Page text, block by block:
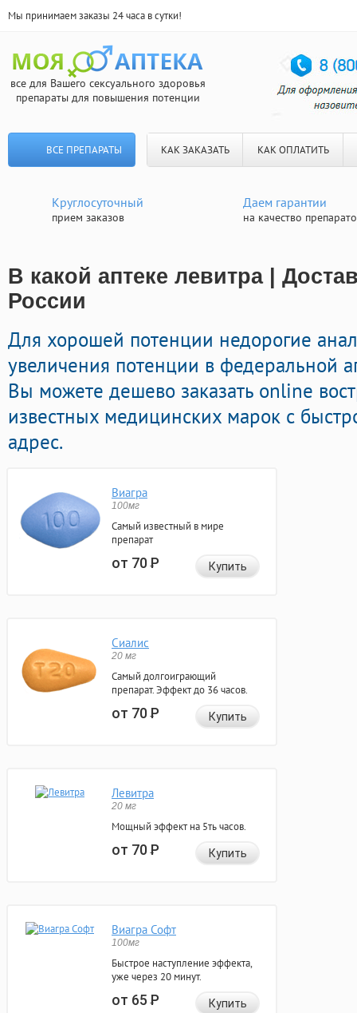
Мы принимаем заказы 24 часа в сутки!
все для Вашего сексуального здоровья
препараты для повышения потенции
ВСЕ ПРЕПАРАТЫ КАК ЗАКАЗАТЬ КАК ОПЛАТИТЬ
Круглосуточный
прием заказов
Даем гарантии
на качество
В какой аптеке левитра |
России
Для хорошей потенции недорогие
увеличения потенции в федеральной
Вы можете дешево заказать online
известных медицинских марок с
адрес.
Виагра
100мг
Самый известный в мире
препарат
от 70Р Купить
Сиалис
20 мг
Самый долгоиграющий
препарат. Эффект до 36 часов.
от 70Р Купить
Левитра
20 мг
Мощный эффект на 5ть часов.
от 70Р Купить
Виагра Софт
100мг
Быстрое наступление эффекта,
уже через 20 минут.
от 65Р Купить